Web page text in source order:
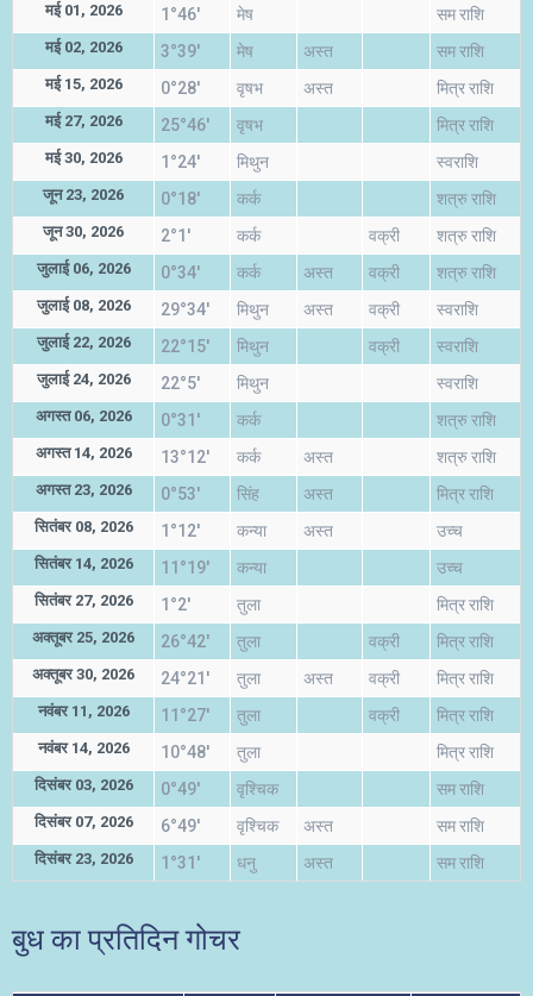
मई 01, 2026 1°46' मेष सम राशि
मई 02, 2026 3°39' मेष अस्त सम राशि
मई 15, 2026 0°28' वृषभ अस्त मित्र राशि
मई 27, 2026 25°46' वृषभ मित्र राशि
मई 30, 2026 1°24' मिथुन स्वराशि
जून 23, 2026 0°18' कर्क शत्रु राशि
जून 30, 2026 2°1' कर्क वक्री शत्रु राशि
जुलाई 06, 2026 0°34' कर्क अस्त वक्री शत्रु राशि
जुलाई 08, 2026 29°34' मिथुन अस्त वक्री स्वराशि
जुलाई 22, 2026 22°15' मिथुन वक्री स्वराशि
जुलाई 24, 2026 22°5' मिथुन स्वराशि
अगस्त 06, 2026 0°31' कर्क शत्रु राशि
अगस्त 14, 2026 13°12' कर्क अस्त शत्रु राशि
अगस्त 23, 2026 0°53' सिंह अस्त मित्र राशि
सितंबर 08, 2026 1°12' कन्या अस्त उच्च
सितंबर 14, 2026 11°19' कन्या उच्च
सितंबर 27, 2026 1°2' तुला मित्र राशि
अक्तूबर 25, 2026 26°42' तुला वक्री मित्र राशि
अक्तूबर 30, 2026 24°21' तुला अस्त वक्री मित्र राशि
नवंबर 11, 2026 11°27' तुला वक्री मित्र राशि
नवंबर 14, 2026 10°48' तुला मित्र राशि
दिसंबर 03, 2026 0°49' वृश्चिक सम राशि
दिसंबर 07, 2026 6°49' वृश्चिक अस्त सम राशि
दिसंबर 23, 2026 1°31' धनु अस्त सम राशि
बुध का प्रतिदिन गोचर